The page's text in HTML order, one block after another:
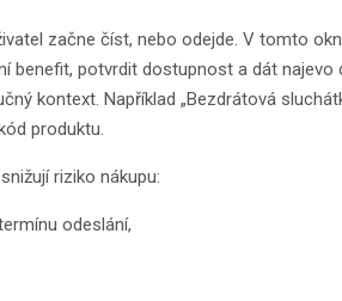
začne číst, nebo odejde. V tomto
benefit, potvrdit dostupnost a dát najevo
kontext. Například „Bezdrátová
produktu.
riziko nákupu:
odeslání,